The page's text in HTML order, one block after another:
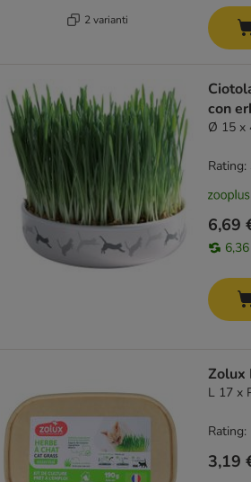
2 varianti
con
Ø 15 x
6,69
Rating:
Zolux
L 17 x
3,19
Rating: